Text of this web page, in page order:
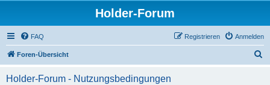
Holder-Forum
FAQ Anmelden
Registrieren
Foren-Übersicht
Holder-Forum - Nutzungsbedingungen